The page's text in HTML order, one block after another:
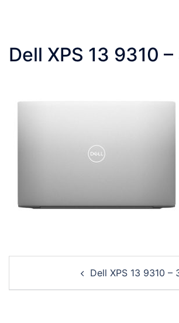
Dell XPS 13 9310 –
Dell XPS 13 9310 –